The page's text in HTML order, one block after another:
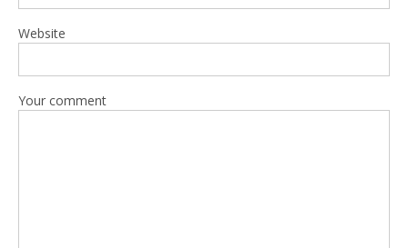
Website
Your comment